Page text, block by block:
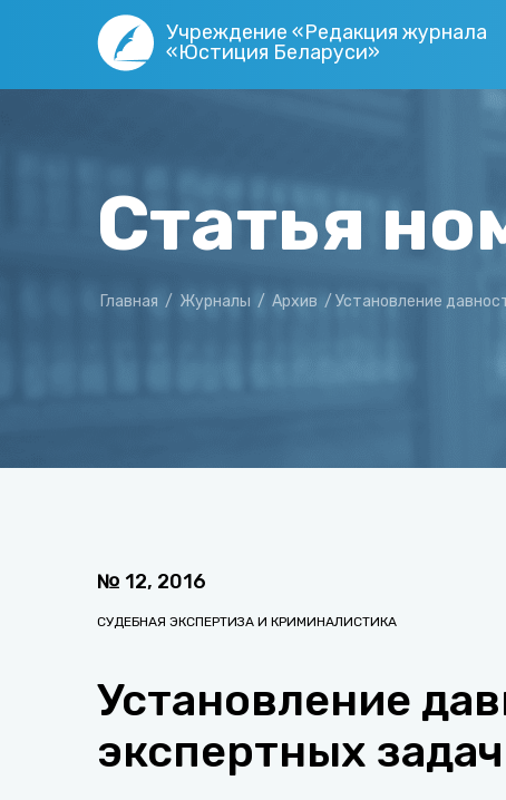
Учреждение «Редакция журнала
«Юстиция Беларуси»
Статья
Главная / Журналы / Архив / Установление
№ 12, 2016
СУДЕБНАЯ ЭКСПЕРТИЗА И КРИМИНАЛИСТИКА
Установление
экспертных задач